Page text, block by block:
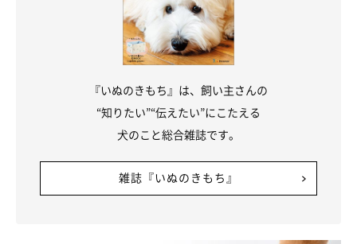
『いぬのきもち』は、飼い主さんの
“知りたい”“伝えたい”にこたえる
犬のこと総合雑誌です。
雑誌『いぬのきもち』